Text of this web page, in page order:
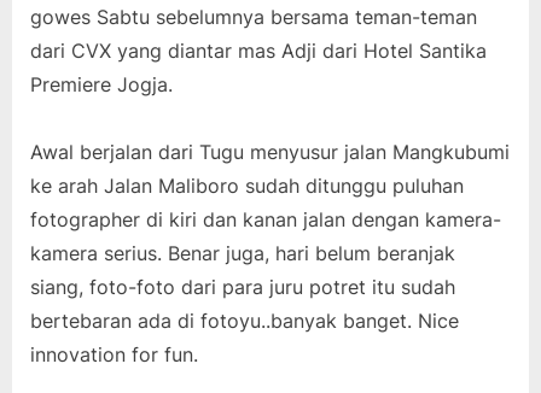
gowes Sabtu sebelumnya bersama teman-teman
dari CVX yang diantar mas Adji dari Hotel Santika
Premiere Jogja.
Awal berjalan dari Tugu menyusur jalan Mangkubumi
ke arah Jalan Maliboro sudah ditunggu puluhan
fotographer di kiri dan kanan jalan dengan kamera-
kamera serius. Benar juga, hari belum beranjak
siang, foto-foto dari para juru potret itu sudah
bertebaran ada di fotoyu..banyak banget. Nice
innovation for fun.